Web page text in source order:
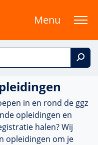
Menu
in en rond de ggz
opleidingen en
halen? Wij
opleidingen om je